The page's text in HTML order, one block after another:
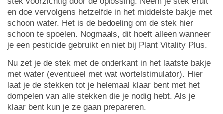
en doe vervolgens hetzelfde in het middelste bakje met
schoon water. Het is de bedoeling om de stek hier
schoon te spoelen. Nogmaals, dit hoeft alleen wanneer
je een pesticide gebruikt en niet bij Plant Vitality Plus.
Nu zet je de stek met de onderkant in het laatste bakje
met water (eventueel met wat wortelstimulator). Hier
laat je de stekken tot je helemaal klaar bent met het
dompelen van alle stekken die je nodig hebt. Als je
klaar bent kun je ze gaan prepareren.